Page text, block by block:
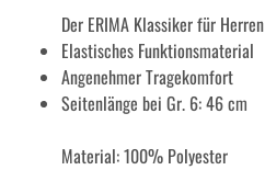
Der ERIMA Klassiker für Herren
Elastisches Funktionsmaterial
Angenehmer Tragekomfort
Seitenlänge bei Gr. 6: 46 cm
Material: 100% Polyester